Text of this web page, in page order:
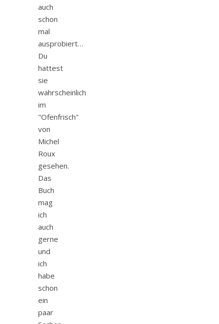
auch
schon
mal
ausprobiert…
Du
hattest
sie
wahrscheinlich
im
"Ofenfrisch"
von
Michel
Roux
gesehen.
Das
Buch
mag
ich
auch
gerne
und
ich
habe
schon
ein
paar